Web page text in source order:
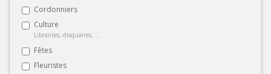
Cordonniers
Culture
Librairies, disquaires, ...
Fêtes
Fleuristes